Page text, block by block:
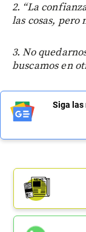
2. “La
las cosas, pero
3. No
buscamos en
Siga las